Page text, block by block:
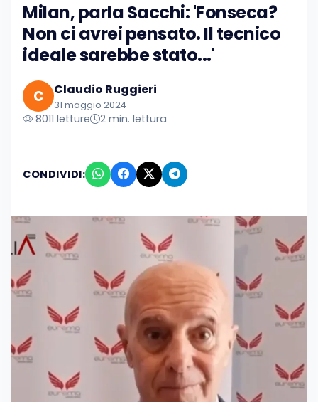
Milan, parla Sacchi: 'Fonseca?
Non ci avrei pensato. Il tecnico
ideale sarebbe stato...'
C Claudio Ruggieri
31 maggio 2024
8011 letture 2 min. lettura
CONDIVIDI: